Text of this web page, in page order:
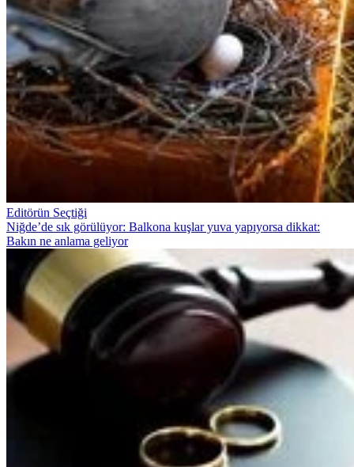
Editörün Seçtiği
Niğde’de sık görülüyor: Balkona kuşlar yuva yapıyorsa dikkat:
Bakın ne anlama geliyor